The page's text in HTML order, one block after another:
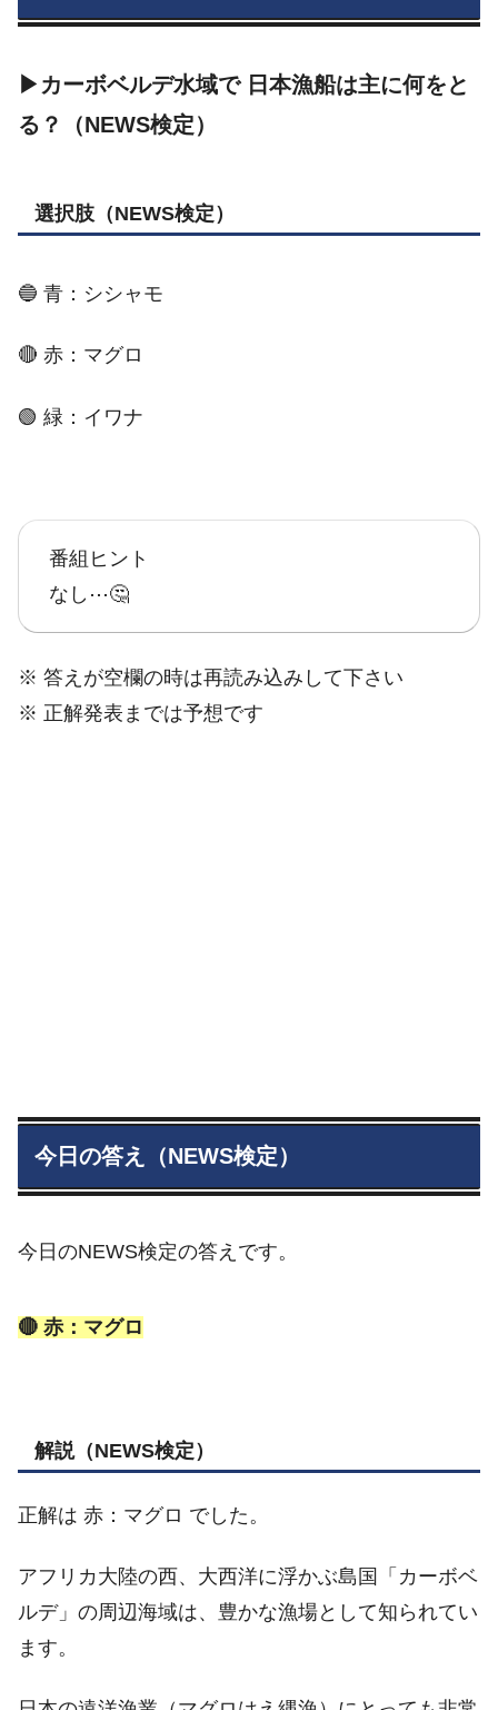
▶カーボベルデ水域で 日本漁船は主に何をと
る？（NEWS検定）
選択肢（NEWS検定）
🔵 青：シシャモ
🔴 赤：マグロ
🟢 緑：イワナ
番組ヒント
なし⋯🤔
※ 答えが空欄の時は再読み込みして下さい
※ 正解発表までは予想です
今日の答え（NEWS検定）
今日のNEWS検定の答えです。
🔴 赤：マグロ
解説（NEWS検定）
正解は 赤：マグロ でした。
アフリカ大陸の西、大西洋に浮かぶ島国「カーボベ
ルデ」の周辺海域は、豊かな漁場として知られてい
ます。